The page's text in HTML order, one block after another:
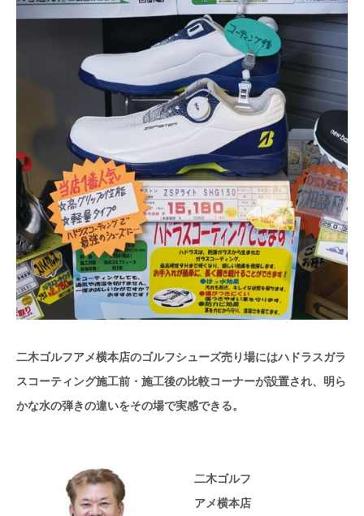
二木ゴルフアメ横本店のゴルフシューズ売り場にはハドラスガラ
スコーティング施工前・施工後の比較コーナーが設置され、明ら
かな水の弾きの違いをその場で実感できる。
二木ゴルフ
アメ横本店